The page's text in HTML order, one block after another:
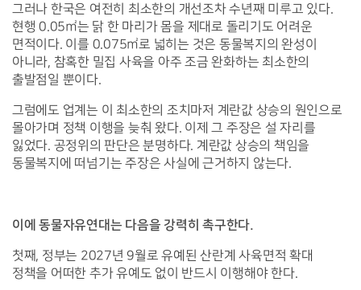
그러나 한국은 여전히 최소한의 개선조차 수년째 미루고 있다.
현행 0.05㎡는 닭 한 마리가 몸을 제대로 돌리기도 어려운
면적이다. 이를 0.075㎡로 넓히는 것은 동물복지의 완성이
아니라, 참혹한 밀집 사육을 아주 조금 완화하는 최소한의
출발점일 뿐이다.
그럼에도 업계는 이 최소한의 조치마저 계란값 상승의 원인으로
몰아가며 정책 이행을 늦춰 왔다. 이제 그 주장은 설 자리를
잃었다. 공정위의 판단은 분명하다. 계란값 상승의 책임을
동물복지에 떠넘기는 주장은 사실에 근거하지 않는다.
이에 동물자유연대는 다음을 강력히 촉구한다.
첫째, 정부는 2027년 9월로 유예된 산란계 사육면적 확대
정책을 어떠한 추가 유예도 없이 반드시 이행해야 한다.